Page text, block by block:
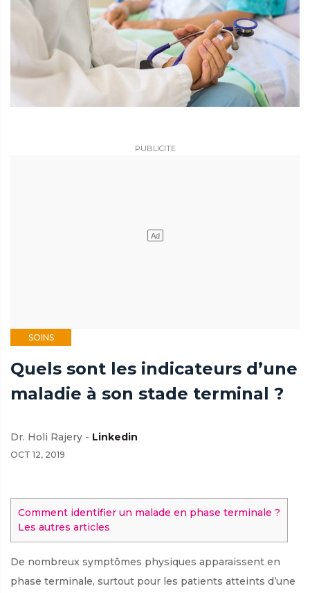
SOINS
Quels sont les indicateurs d’une
maladie à son stade terminal ?
Dr. Holi Rajery - Linkedin
OCT 12, 2019
Comment identifier un malade en phase terminale ?
Les autres articles
De nombreux symptômes physiques apparaissent en
phase terminale, surtout pour les patients atteints d’une